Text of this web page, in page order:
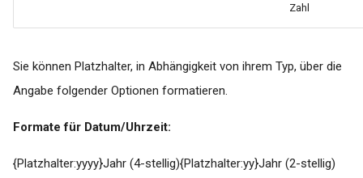
Zahl
Sie können Platzhalter, in Abhängigkeit von ihrem Typ, über die
Angabe folgender Optionen formatieren.
Formate für Datum/Uhrzeit:
{Platzhalter:yyyy}Jahr (4-stellig){Platzhalter:yy}Jahr (2-stellig)